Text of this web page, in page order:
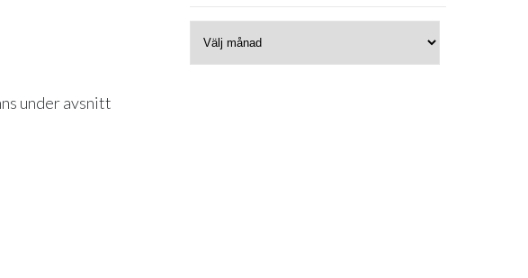
under avsnitt